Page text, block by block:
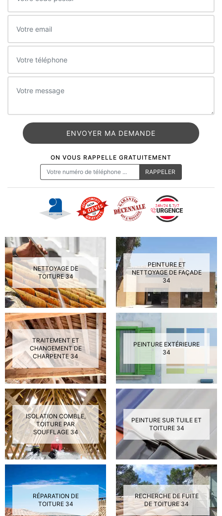
ON VOUS RAPPELLE GRATUITEMENT
NETTOYAGE DE
TOITURE 34
PEINTURE ET
NETTOYAGE DE FAÇADE
34
TRAITEMENT ET
CHANGEMENT DE
CHARPENTE 34
PEINTURE EXTÉRIEURE
34
ISOLATION COMBLE,
TOITURE PAR
SOUFFLAGE 34
PEINTURE SUR TUILE ET
TOITURE 34
RÉPARATION DE
TOITURE 34
RECHERCHE DE FUITE
DE TOITURE 34